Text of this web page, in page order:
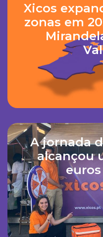
Xicos
zonas em
A jornada
alcançou